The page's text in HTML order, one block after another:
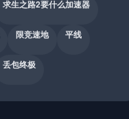
求生之路2要什么加速器
限竞速地 平线
丢包终极